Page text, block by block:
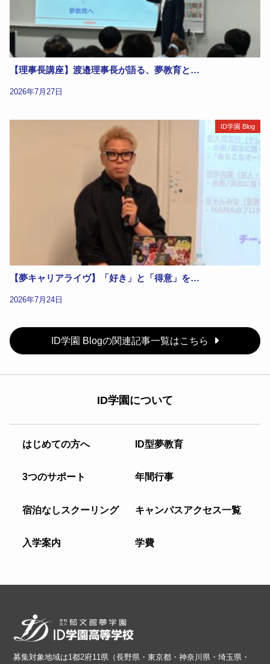
【理事長講座】渡邉理事長が語る、夢教育と…
2026年7月27日
ID学園 Blog
【夢キャリアライヴ】「好き」と「得意」を…
2026年7月24日
ID学園 Blogの関連記事一覧はこちら
ID学園について
はじめての方へ ID型夢教育
3つのサポート 年間行事
宿泊なしスクーリング キャンパスアクセス一覧
入学案内 学費
募集対象地域は1都2府11県（長野県・東京都・神奈川県・埼玉県・